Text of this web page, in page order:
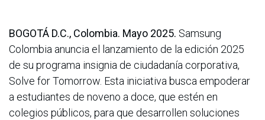
BOGOTÁ D.C., Colombia. Mayo 2025. Samsung
Colombia anuncia el lanzamiento de la edición 2025
de su programa insignia de ciudadanía corporativa,
Solve for Tomorrow. Esta iniciativa busca empoderar
a estudiantes de noveno a doce, que estén en
colegios públicos, para que desarrollen soluciones